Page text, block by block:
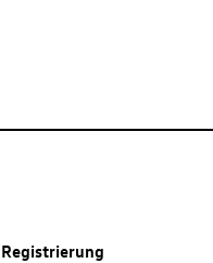
Registrierung